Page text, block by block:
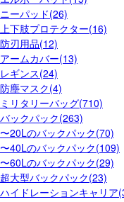
ニーパッド(26)
上下肢プロテクター(16)
防刃用品(12)
アームカバー(13)
レギンス(24)
防塵マスク(4)
ミリタリーバッグ(710)
バックパック(263)
〜20Lのバックパック(70)
〜40Lのバックパック(109)
〜60Lのバックパック(29)
超大型バックパック(23)
ハイドレーションキャリア